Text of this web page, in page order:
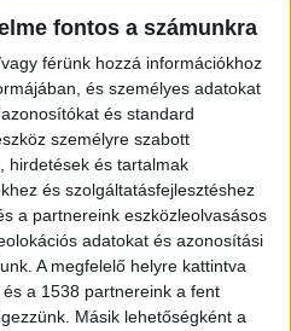
fontos a számunkra
férünk hozzá információkhoz
és személyes adatokat
és standard
személyre szabott
hirdetések és tartalmak
és szolgáltatásfejlesztéshez
a partnereink eszközleolvasásos
adatokat és azonosítási
A megfelelő helyre kattintva
a 1538 partnereink a fent
Másik lehetőségként a
a legolcsóbb elektromos